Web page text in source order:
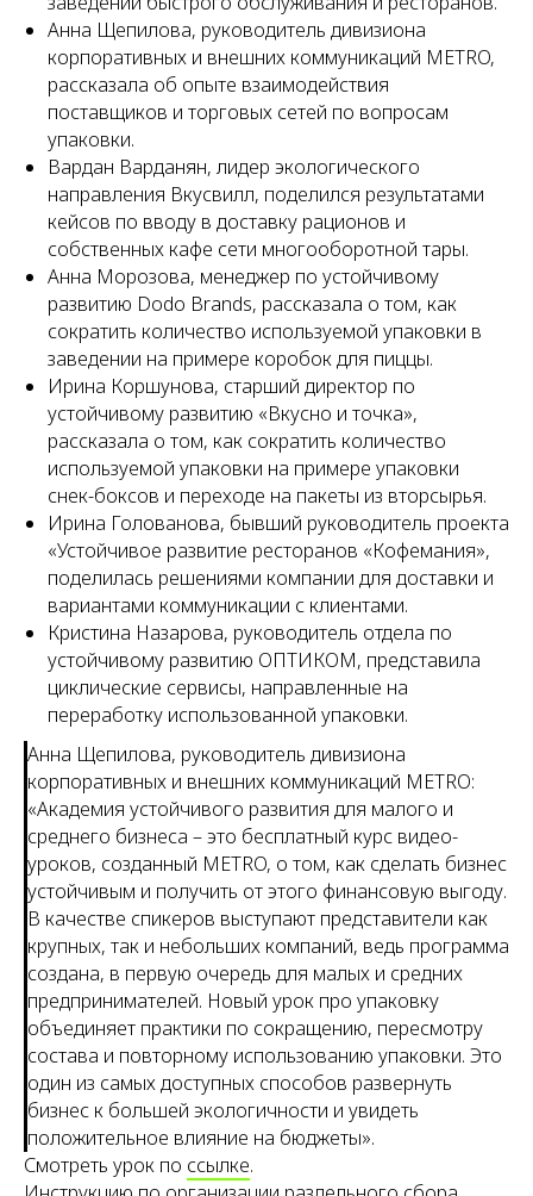
Анна Щепилова, руководитель дивизиона
корпоративных и внешних коммуникаций METRO,
рассказала об опыте взаимодействия
поставщиков и торговых сетей по вопросам
упаковки.
Вардан Варданян, лидер экологического
направления Вкусвилл, поделился результатами
кейсов по вводу в доставку рационов и
собственных кафе сети многооборотной тары.
Анна Морозова, менеджер по устойчивому
развитию Dodo Brands, рассказала о том, как
сократить количество используемой упаковки в
заведении на примере коробок для пиццы.
Ирина Коршунова, старший директор по
устойчивому развитию «Вкусно и точка»,
рассказала о том, как сократить количество
используемой упаковки на примере упаковки
снек-боксов и переходе на пакеты из вторсырья.
Ирина Голованова, бывший руководитель проекта
«Устойчивое развитие ресторанов «Кофемания»,
поделилась решениями компании для доставки и
вариантами коммуникации с клиентами.
Кристина Назарова, руководитель отдела по
устойчивому развитию ОПТИКОМ, представила
циклические сервисы, направленные на
переработку использованной упаковки.
Анна Щепилова, руководитель дивизиона
корпоративных и внешних коммуникаций METRO:
«Академия устойчивого развития для малого и
среднего бизнеса – это бесплатный курс видео-
уроков, созданный METRO, о том, как сделать бизнес
устойчивым и получить от этого финансовую выгоду.
В качестве спикеров выступают представители как
крупных, так и небольших компаний, ведь программа
создана, в первую очередь для малых и средних
предпринимателей. Новый урок про упаковку
объединяет практики по сокращению, пересмотру
состава и повторному использованию упаковки. Это
один из самых доступных способов развернуть
бизнес к большей экологичности и увидеть
положительное влияние на бюджеты».
Смотреть урок по ссылке.